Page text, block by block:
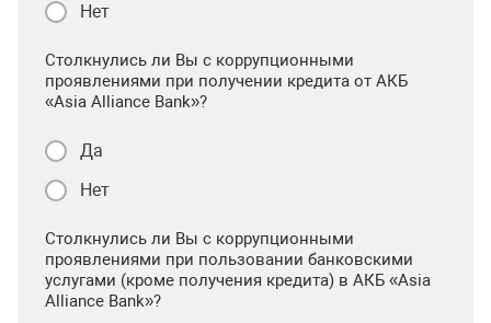
Нет
Столкнулись ли Вы с коррупционными
проявлениями при получении кредита от АКБ
«Asia Alliance Bank»?
Да
Нет
Столкнулись ли Вы с коррупционными
проявлениями при пользовании банковскими
услугами (кроме получения кредита) в АКБ «Asia
Alliance Bank»?